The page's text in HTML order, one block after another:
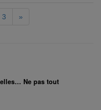
3 »
Ne pas tout